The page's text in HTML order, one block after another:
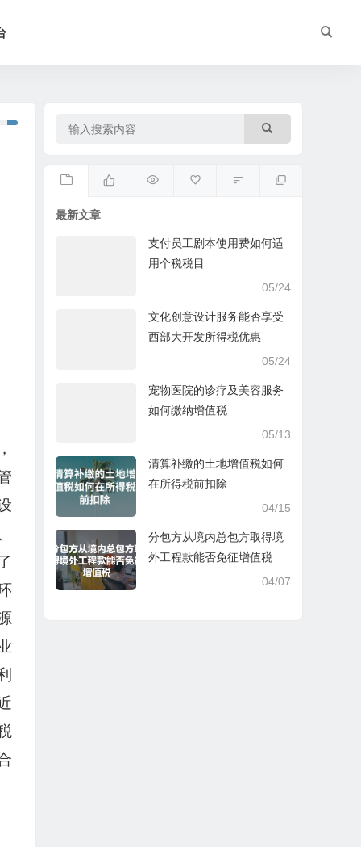
最新文章
支付员工剧本使用费如何适
用个税税目
05/24
文化创意设计服务能否享受
西部大开发所得税优惠
05/24
宠物医院的诊疗及美容服务
如何缴纳增值税
05/13
清算补缴的土地增值税如何
在所得税前扣除
04/15
分包方从境内总包方取得境
外工程款能否免征增值税
04/07